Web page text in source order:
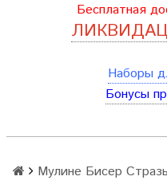
Бесплатная
Наборы
Бонусы
Мулине Бисер